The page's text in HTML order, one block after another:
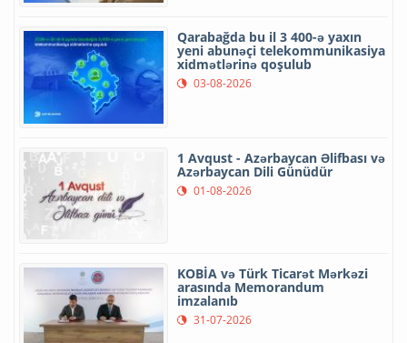
Qarabağda bu il 3 400-ə yaxın
yeni abunəçi telekommunikasiya
xidmətlərinə qoşulub
03-08-2026
1 Avqust - Azərbaycan Əlifbası və
Azərbaycan Dili Günüdür
01-08-2026
KOBİA və Türk Ticarət Mərkəzi
arasında Memorandum
imzalanıb
31-07-2026